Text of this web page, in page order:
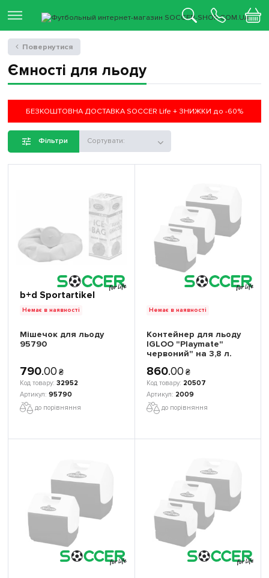
Ємності для льоду
БЕЗКОШТОВНА ДОСТАВКА SOCCER Life + ЗНИЖКИ до -60%
Фільтри Сортувати:
b+d Sportartikel
Немає в наявності
Мішечок для льоду
95790
790.00 ₴
32952
95790
до порівняння
Немає в наявності
Контейнер для льоду
IGLOO "Playmate"
червоний" на 3,8 л.
860.00 ₴
20507
2009
до порівняння
Повернутися